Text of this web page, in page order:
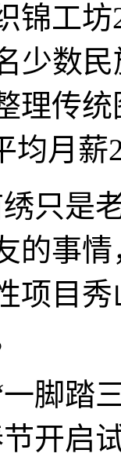
锦工
少数
理传
均月薪
是老
的事
项目
踏三
开启